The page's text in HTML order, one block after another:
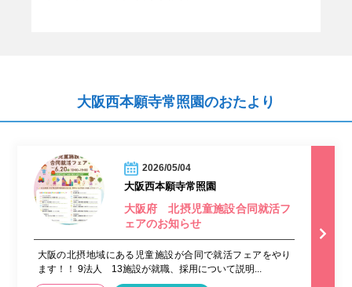
大阪西本願寺常照園のおたより
2026/05/04
大阪西本願寺常照園
大阪府 北摂児童施設合同就活フ
ェアのお知らせ
大阪の北摂地域にある児童施設が合同で就活フェアをやり
ます！！ 9法人 13施設が就職、採用について説明...